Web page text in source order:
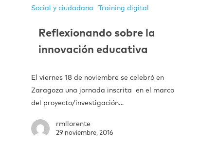
Social y ciudadana Training digital
Reflexionando sobre la
innovación educativa
El viernes 18 de noviembre se celebró en
Zaragoza una jornada inscrita en el marco
del proyecto/investigación…
rmllorente
29 noviembre, 2016